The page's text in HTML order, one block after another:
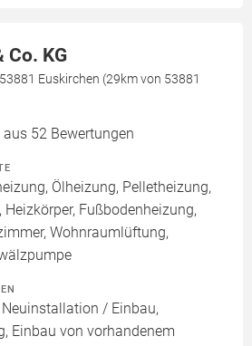
Co. KG
Euskirchen (29km von 53881
aus 52 Bewertungen
Ölheizung, Pelletheizung,
Heizkörper, Fußbodenheizung,
Wohnraumlüftung,
/ Einbau,
Einbau von vorhandenem